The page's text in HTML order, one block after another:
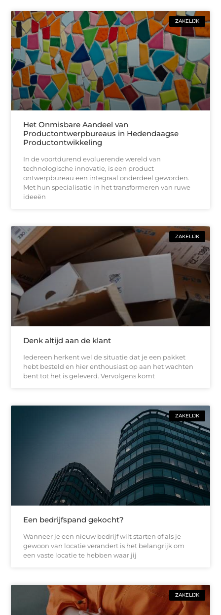
ZAKELIJK
Het Onmisbare Aandeel van
Productontwerpbureaus in Hedendaagse
Productontwikkeling
In de voortdurend evoluerende wereld van
technologische innovatie, is een product
ontwerpbureau een integraal onderdeel geworden.
Met hun specialisatie in het transformeren van ruwe
ideeën
ZAKELIJK
Denk altijd aan de klant
Iedereen herkent wel de situatie dat je een pakket
hebt besteld en hier enthousiast op aan het wachten
bent tot het is geleverd. Vervolgens komt
ZAKELIJK
Een bedrijfspand gekocht?
Wanneer je een nieuw bedrijf wilt starten of als je
gewoon van locatie verandert is het belangrijk om
een vaste locatie te hebben waar jij
ZAKELIJK